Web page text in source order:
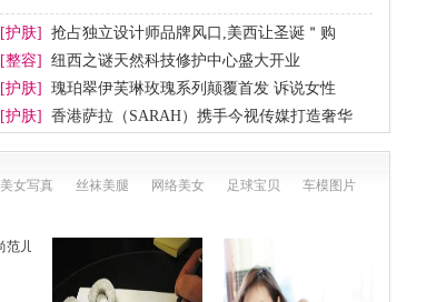
[护肤]
抢占独立设计师品牌风口,美西让圣诞＂购
[整容]
纽西之谜天然科技修护中心盛大开业
[护肤]
瑰珀翠伊芙琳玫瑰系列颠覆首发 诉说女性
[护肤]
香港萨拉（SARAH）携手今视传媒打造奢华
美女写真 丝袜美腿 网络美女 足球宝贝 车模图片